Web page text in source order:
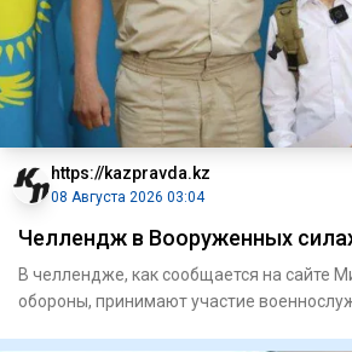
https://kazpravda.kz
08 Августа 2026 03:04
Челлендж в Вооруженных
В челлендже, как сообщается на сайте
обороны, принимают участие